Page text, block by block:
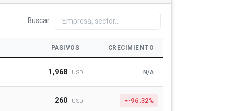
Buscar:
PASIVOS CRECIMIENTO
1,968 USD N/A
260 USD -96.32%